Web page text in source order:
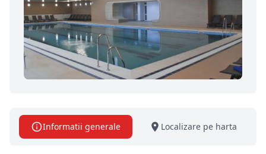
Informatii generale Localizare pe harta